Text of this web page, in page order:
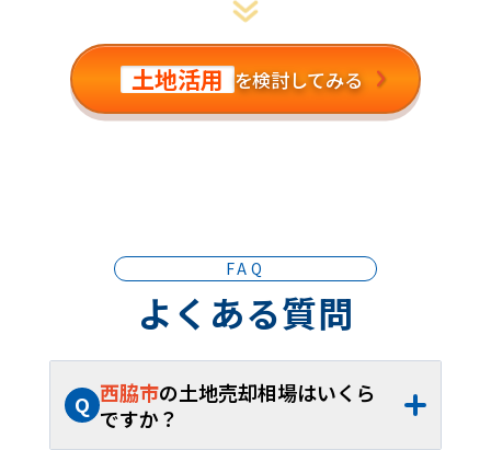
土地活用 を検討してみる
FAQ
よくある質問
Q 西脇市の土地売却相場はいくら
ですか？